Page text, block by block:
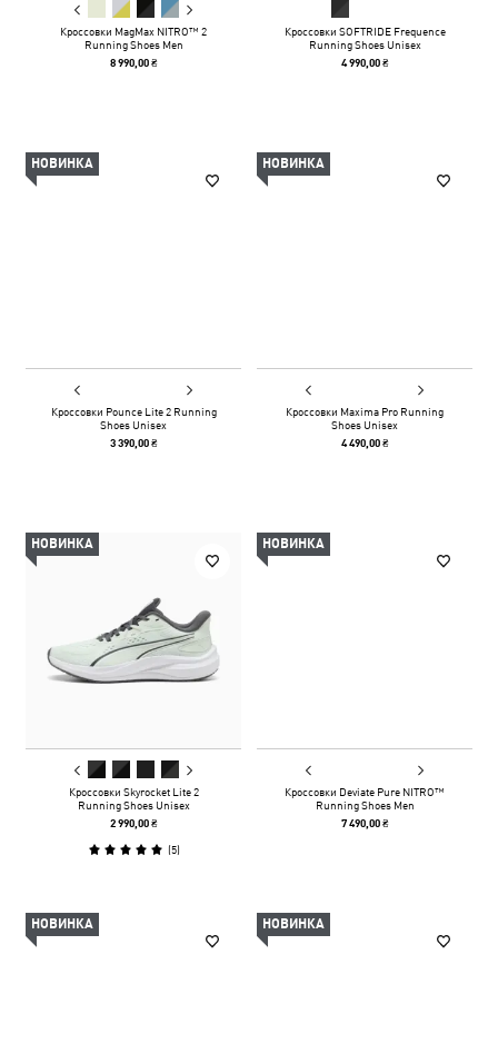
Кроссовки MagMax NITRO™ 2
Running Shoes Men
8 990,00 ₴
Кроссовки SOFTRIDE Frequence
Running Shoes Unisex
4 990,00 ₴
НОВИНКА
Кроссовки Pounce Lite 2 Running
Shoes Unisex
3 390,00 ₴
НОВИНКА
Кроссовки Maxima Pro Running
Shoes Unisex
4 490,00 ₴
НОВИНКА
Кроссовки Skyrocket Lite 2
Running Shoes Unisex
2 990,00 ₴
(5)
НОВИНКА
Кроссовки Deviate Pure NITRO™
Running Shoes Men
7 490,00 ₴
НОВИНКА НОВИНКА